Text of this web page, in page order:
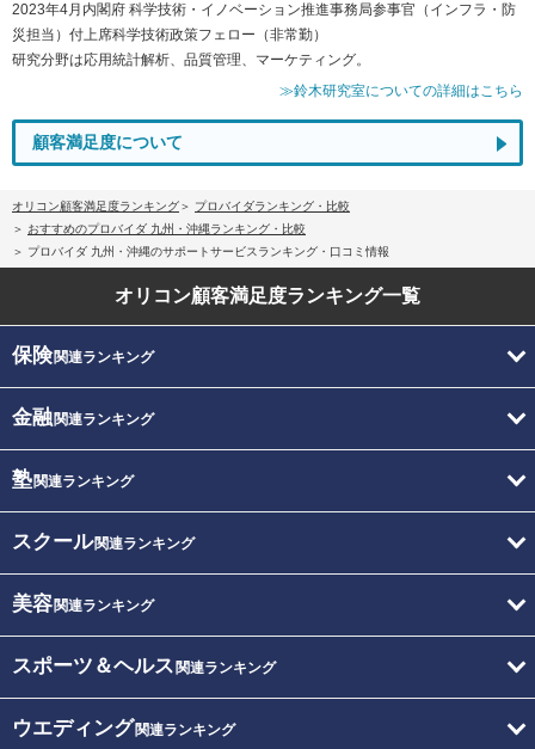
2023年4月内閣府 科学技術・イノベーション推進事務局参事官（インフラ・防
災担当）付上席科学技術政策フェロー（非常勤）
研究分野は応用統計解析、品質管理、マーケティング。
≫鈴木研究室についての詳細はこちら
顧客満足度について
オリコン顧客満足度ランキング
プロバイダランキング・比較
おすすめのプロバイダ 九州・沖縄ランキング・比較
プロバイダ 九州・沖縄のサポートサービスランキング・口コミ情報
オリコン顧客満足度ランキング一覧
保険関連ランキング
金融関連ランキング
塾関連ランキング
スクール関連ランキング
美容関連ランキング
スポーツ＆ヘルス 関連ランキング
ウエディング関連ランキング